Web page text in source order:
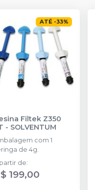
ATÉ -33%
Filtek Z350
- SOLVENTUM
com 1
de 4g.
de:
199,00